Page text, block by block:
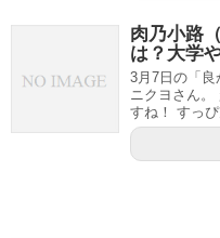
肉乃小路
は？大学
3月7日の「
ニクヨさん。
すね！ すっ